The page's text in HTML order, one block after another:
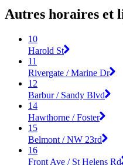
Autres horaires et
10
Harold St
11
Rivergate / Marine Dr
12
Barbur / Sandy Blvd
14
Hawthorne / Foster
15
Belmont / NW 23rd
16
Front Ave / St Helens Rd